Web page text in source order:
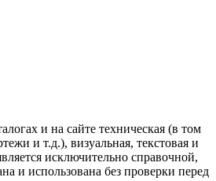
и на сайте техническая (в том
и т.д.), визуальная, текстовая и
исключительно справочной,
и использована без проверки перед